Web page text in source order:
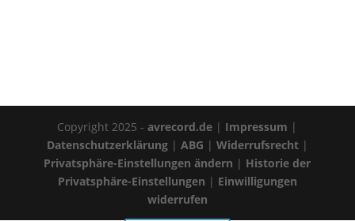
Copyright 2025 -avrecord.de | Impressum |
Datenschutzerklärung| ABG | Widerrufsrecht|
Privatsphäre-Einstellungen ändern | Historie der
Privatsphäre-Einstellungen | Einwilligungen
widerrufen